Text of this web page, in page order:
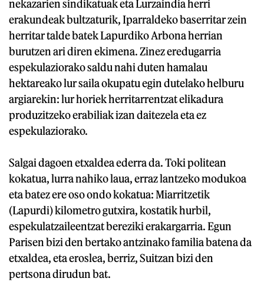
nekazarien sindikatuak eta Lurzaindia herri
erakundeak bultzaturik, Iparraldeko baserritar zein
herritar talde batek Lapurdiko Arbona herrian
burutzen ari diren ekimena. Zinez eredugarria
espekulaziorako saldu nahi duten hamalau
hektareako lur saila okupatu egin dutelako helburu
argiarekin: lur horiek herritarrentzat elikadura
produzitzeko erabiliak izan daitezela eta ez
espekulaziorako.
Salgai dagoen etxaldea ederra da. Toki politean
kokatua, lurra nahiko laua, erraz lantzeko modukoa
eta batez ere oso ondo kokatua: Miarritzetik
(Lapurdi) kilometro gutxira, kostatik hurbil,
espekulatzaileentzat bereziki erakargarria. Egun
Parisen bizi den bertako antzinako familia batena da
etxaldea, eta eroslea, berriz, Suitzan bizi den
pertsona dirudun bat.